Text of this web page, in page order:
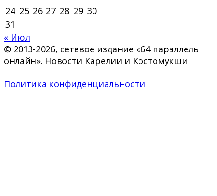
24 25 26 27 28 29 30
31
« Июл
© 2013-2026, сетевое издание «64 параллель
онлайн». Новости Карелии и Костомукши
Политика конфиденциальности